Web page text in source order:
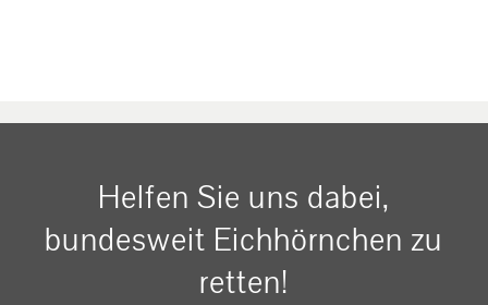
Helfen Sie uns dabei,
bundesweit Eichhörnchen zu
retten!